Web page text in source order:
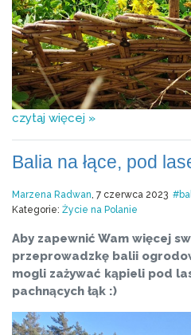
czytaj więcej »
Balia na łące, pod
Marzena Radwan, 7 czerwca 2023
Kategorie: Życie na Polanie
Aby zapewnić Wam więcej
przeprowadzkę balii
mogli zażywać kąpieli pod
pachnących łąk :)